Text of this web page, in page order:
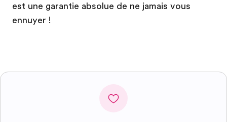
est une garantie absolue de ne jamais vous
ennuyer !